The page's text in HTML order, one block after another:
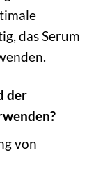
das Serum
der
von